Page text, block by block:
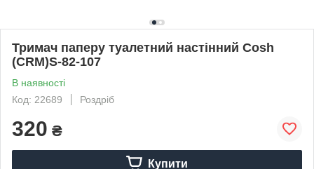
Тримач паперу туалетний настінний Cosh
(CRM)S-82-107
В наявності
Код: 22689
Роздріб
320 ₴
Купити